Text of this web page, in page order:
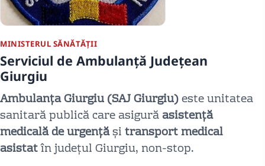
MINISTERUL SĂNĂTĂȚII
Serviciul de Ambulanță Județean
Giurgiu
Ambulanța Giurgiu (SAJ Giurgiu)este unitatea
sanitară publică care asigurăasistență
medicală de urgențășitransport medical
asistatîn județul Giurgiu, non-stop.